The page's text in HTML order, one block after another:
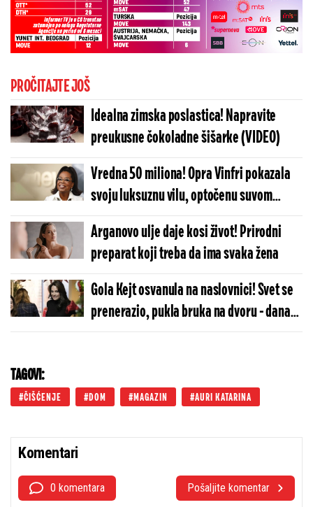
PROČITAJTE JOŠ
Idealna zimska poslastica! Napravite
preukusne čokoladne šišarke (VIDEO)
Vredna 50 miliona! Opra Vinfri pokazala
svoju luksuznu vilu, optočenu suvom
elegancijom (FOTO)
Arganovo ulje daje kosi život! Prirodni
preparat koji treba da ima svaka žena
Gola Kejt osvanula na naslovnici! Svet se
prenerazio, pukla bruka na dvoru - danas
slavi 42. rođendan, a ovo je bio najveći
TAGOVI:
ČIŠĆENJE DOM MAGAZIN AURI KATARINA
Komentari
0 komentara Pošaljite komentar